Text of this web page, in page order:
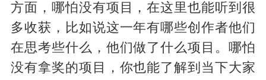
方面，哪怕没有项目，在这里也能听到很
多收获，比如说这一年有哪些创作者他们
在思考些什么，他们做了什么项目。哪怕
没有拿奖的项目，你也能了解到当下大家